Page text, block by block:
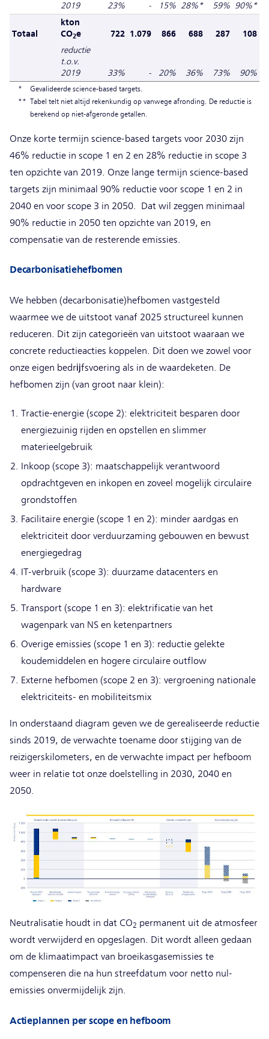
2019
23% - 15% 28%* 59% 90%*
Totaal
kton
CO2e 722 1.079 866 688 287
108
reductie
t.o.v.
2019
33% - 20% 36% 73% 90%
*
Gevalideerde science-based targets.
** Tabel telt niet altijd rekenkundig op vanwege afronding. De reductie is
berekend op niet-afgeronde getallen.
Onze korte termijn science-based targets voor 2030 zijn
46% reductie in scope 1 en 2 en 28% reductie in scope 3
ten opzichte van 2019. Onze lange termijn science-based
targets zijn minimaal 90% reductie voor scope 1 en 2 in
2040 en voor scope 3 in 2050. Dat wil zeggen minimaal
90% reductie in 2050 ten opzichte van 2019, en
compensatie van de resterende emissies.
Decarbonisatiehefbomen
We hebben (decarbonisatie)hefbomen vastgesteld
waarmee we de uitstoot vanaf 2025 structureel kunnen
reduceren. Dit zijn categorieën van uitstoot waaraan we
concrete reductieacties koppelen. Dit doen we zowel voor
onze eigen bedrĳfsvoering als in de waardeketen. De
hefbomen zijn (van groot naar klein):
Tractie-energie (scope 2): elektriciteit besparen door
energiezuinig rijden en opstellen en slimmer
materieelgebruik
Inkoop (scope 3): maatschappelijk verantwoord
opdrachtgeven en inkopen en zoveel mogelijk circulaire
grondstoffen
Facilitaire energie (scope 1 en 2): minder aardgas en
elektriciteit door verduurzaming gebouwen en bewust
energiegedrag
IT-verbruik (scope 3): duurzame datacenters en
hardware
Transport (scope 1 en 3): elektrificatie van het
wagenpark van NS en ketenpartners
Overige emissies (scope 1 en 3): reductie gelekte
koudemiddelen en hogere circulaire outflow
Externe hefbomen (scope 2 en 3): vergroening nationale
elektriciteits- en mobiliteitsmix
In onderstaand diagram geven we de gerealiseerde reductie
sinds 2019, de verwachte toename door stijging van de
reizigerskilometers, en de verwachte impact per hefboom
weer in relatie tot onze doelstelling in 2030, 2040 en
2050.
Neutralisatie houdt in dat CO2 permanent uit de atmosfeer
wordt verwijderd en opgeslagen. Dit wordt alleen gedaan
om de klimaatimpact van broeikasgasemissies te
compenseren die na hun streefdatum voor netto nul-
emissies onvermijdelijk zijn.
Actieplannen per scope en hefboom